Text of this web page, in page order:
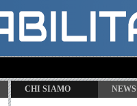
CHI SIAMO NEWS